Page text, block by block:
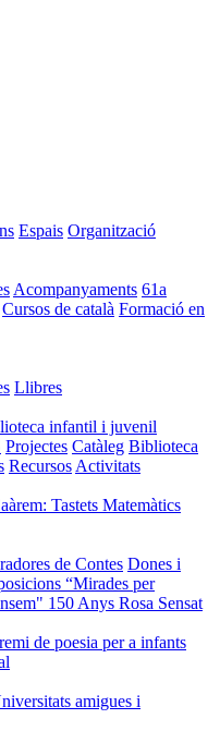
Espais Organització
Acompanyaments 61a
Cursos de català Formació en
Llibres
infantil i juvenil
Projectes Catàleg Biblioteca
Recursos Activitats
Tastets Matemàtics
de Contes Dones i
“Mirades per
150 Anys Rosa Sensat
de poesia per a infants
amigues i